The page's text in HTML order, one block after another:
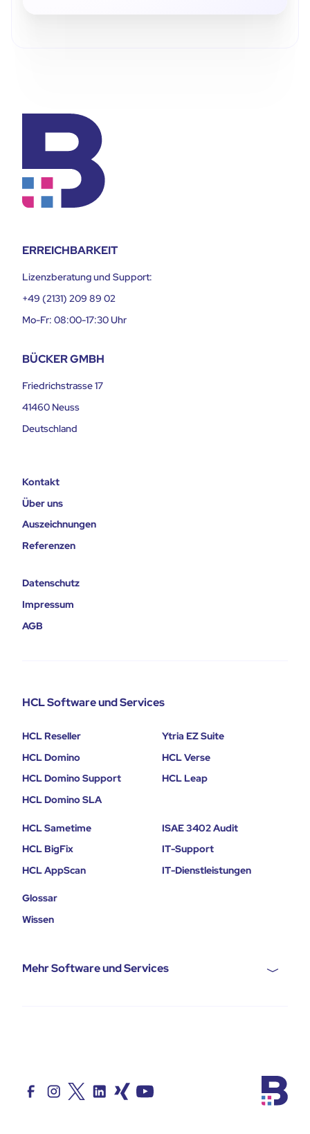
ERREICHBARKEIT
Lizenzberatung und Support:
+49 (2131) 209 89 02
Mo-Fr: 08:00-17:30 Uhr
BÜCKER GMBH
Friedrichstrasse 17
41460 Neuss
Deutschland
Kontakt
Über uns
Auszeichnungen
Referenzen
Datenschutz
Impressum
AGB
HCL Software und Services
HCL Reseller
HCL Domino
HCL Domino Support
HCL Domino SLA
Ytria EZ Suite
HCL Verse
HCL Leap
HCL Sametime
HCL BigFix
HCL AppScan
ISAE 3402 Audit
IT-Support
IT-Dienstleistungen
Glossar
Wissen
Mehr Software und Services